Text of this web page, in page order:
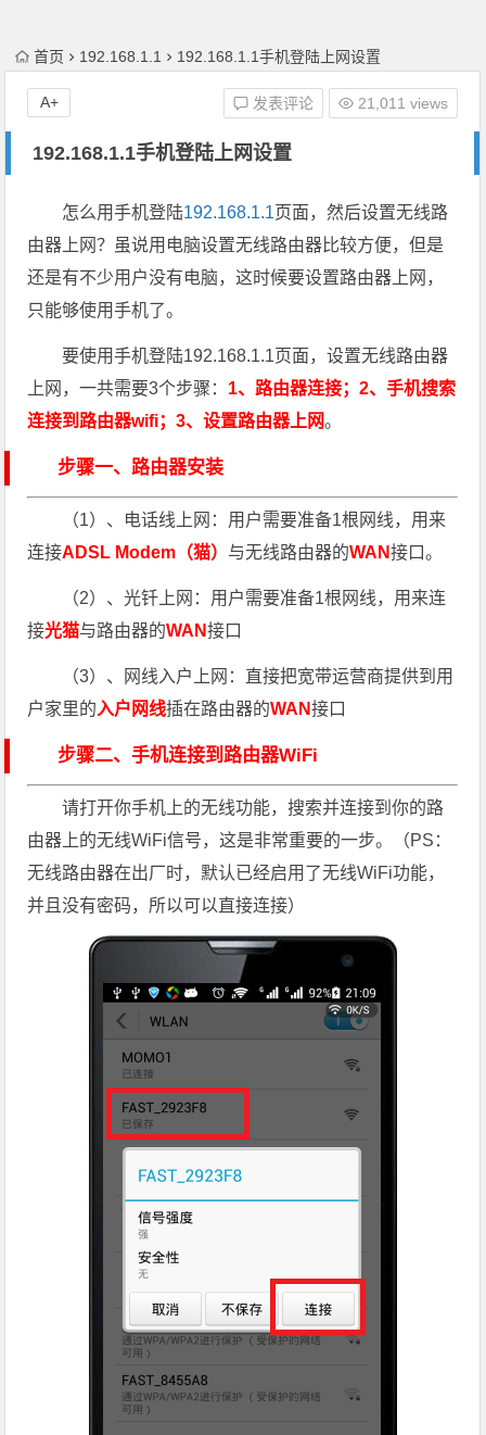
首页 192.168.1.1 192.168.1.1手机登陆上网设置
192.168.1.1手机登陆上网设置
发表评论 21,011 views
A+
怎么用手机登陆192.168.1.1页面，然后设置无线路
由器上网？虽说用电脑设置无线路由器比较方便，但是
还是有不少用户没有电脑，这时候要设置路由器上网，
只能够使用手机了。
要使用手机登陆192.168.1.1页面，设置无线路由器
上网，一共需要3个步骤： 1、路由器连接；2、手机搜索
连接到路由器wifi；3、设置路由器上网。
步骤一、路由器安装
（1）、电话线上网：用户需要准备1根网线，用来
连接ADSL Modem（猫） 与无线路由器的WAN接口。
（2）、光钎上网：用户需要准备1根网线，用来连
接光猫与路由器的WAN接口
（3）、网线入户上网：直接把宽带运营商提供到用
户家里的入户网线插在路由器的WAN接口
步骤二、手机连接到路由器WiFi
请打开你手机上的无线功能，搜索并连接到你的路
由器上的无线WiFi信号，这是非常重要的一步。（PS：
无线路由器在出厂时，默认已经启用了无线WiFi功能，
并且没有密码，所以可以直接连接）